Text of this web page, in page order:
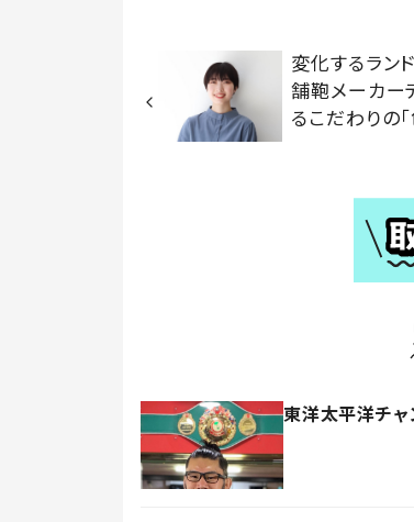
変化するラ
舗鞄メーカー
るこだわりの「
東洋太平洋チ